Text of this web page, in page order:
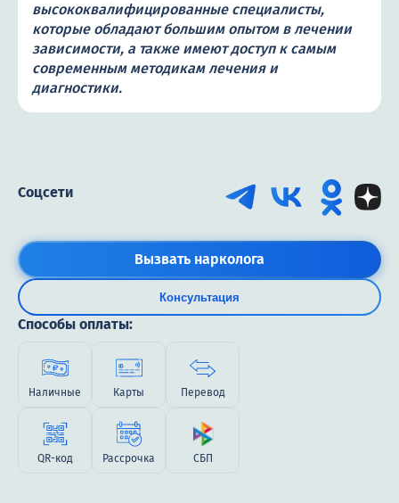
высококвалифицированные специалисты,
которые обладают большим опытом в лечении
зависимости, а также имеют доступ к самым
современным методикам лечения и
диагностики.
Соцсети
Вызвать нарколога
Консультация
Способы оплаты:
Наличные Карты Перевод
QR-код Рассрочка СБП